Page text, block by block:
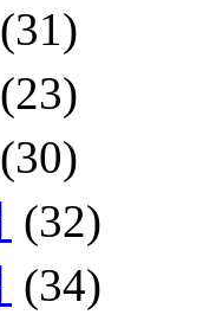
(31)
(23)
(30)
(32)
(34)